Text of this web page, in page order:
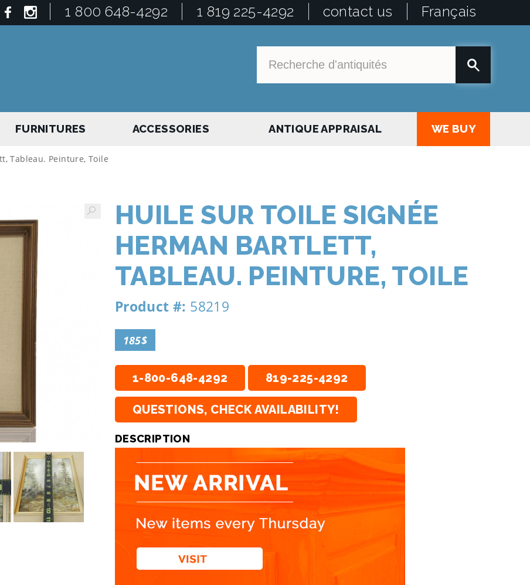
1 800 648-4292 1 819 225-4292 contact us Français
FURNITURES ACCESSORIES ANTIQUE APPRAISAL WE BUY
Tableau. Peinture, Toile
HUILE SUR TOILE SIGNÉE
HERMAN BARTLETT,
TABLEAU. PEINTURE, TOILE
Product #: 58219
185$
1-800-648-4292 819-225-4292
QUESTIONS, CHECK AVAILABILITY!
DESCRIPTION